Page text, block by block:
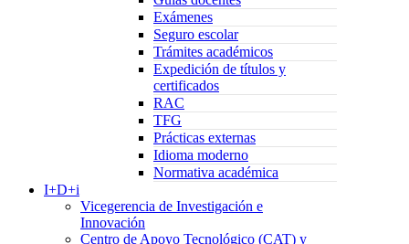
Exámenes
Seguro escolar
Trámites académicos
Expedición de títulos y
certificados
RAC
TFG
Prácticas externas
Idioma moderno
Normativa académica
I+D+i
Vicegerencia de Investigación e
Innovación
Centro de Apoyo Tecnológico (CAT) y